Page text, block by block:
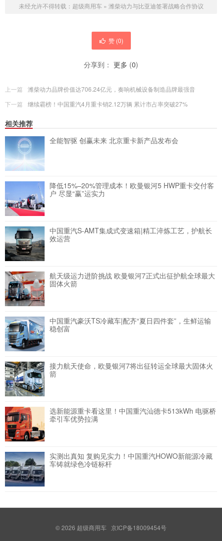
未经允许不得转载： 超级商用车» 潍柴动力与比亚迪签署战略合作协议
赞 (0)
分享到： 更多 (0)
上一篇
潍柴动力品牌价值达706.24亿元，奏响机械设备制造品牌最强音
下一篇
继续霸榜！中国重汽4月重卡销2.12万辆 累计市占率突破27%
相关推荐
全能智驱 创赢未来 北京重卡新产品发布会
降低15%–20%管理成本！欧曼银河5 HWP重卡交付客
户 尽显“赢”运实力
中国重汽S-AMT集成式变速箱|精工淬炼工艺，护航长
效运营
航天级运力进阶挑战 欧曼银河7正式出征护航全球最大
固体火箭
中国重汽豪沃TS冷藏车|配齐“夏日四件套”，生鲜运输
稳创富
接力航天使命，欧曼银河7将出征转运全球最大固体火
箭
选新能源重卡看这里！中国重汽汕德卡513kWh 电驱桥
牵引车优势拉满
实测出真知 复购见实力！中国重汽HOWO新能源冷藏
车铸就绿色冷链标杆
© 2026 超级商用车 京ICP备18009454号